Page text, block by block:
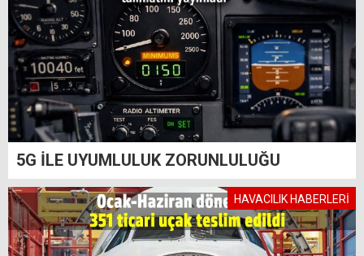
5G İLE UYUMLULUK ZORUNLULUĞU
HAVACILIK HABERLERİ